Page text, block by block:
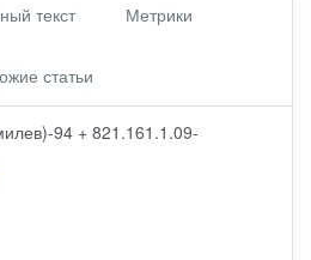
текст Метрики
статьи
94 + 821.161.1.09-